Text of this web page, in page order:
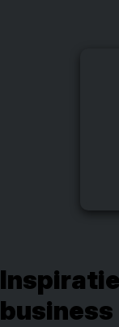
business